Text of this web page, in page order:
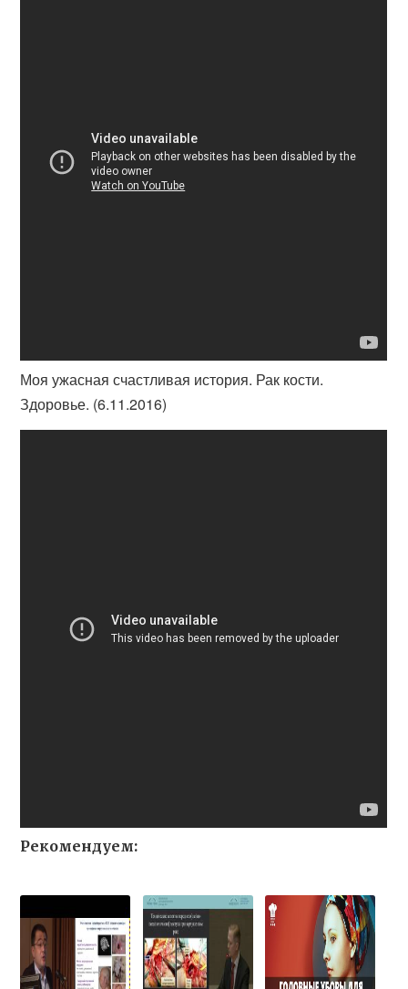
Моя ужасная счастливая история. Рак кости.
Здоровье. (6.11.2016)
Рекомендуем: